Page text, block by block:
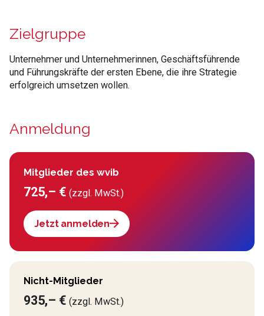
Zielgruppe
Unternehmer und Unternehmerinnen, Geschäftsführende
und Führungskräfte der ersten Ebene, die ihre Strategie
erfolgreich umsetzen wollen.
Anmeldung
Mitglieder des wvib
725,– €(zzgl. MwSt.)
Jetzt anmelden
Nicht-Mitglieder
935,– €(zzgl. MwSt.)